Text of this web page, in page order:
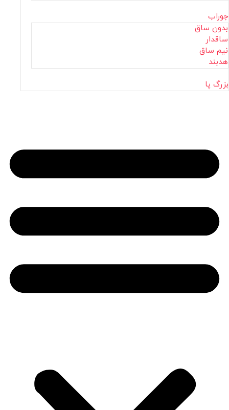
جوراب
بدون ساق
ساقدار
نیم ساق
هدبند
بزرگ پا